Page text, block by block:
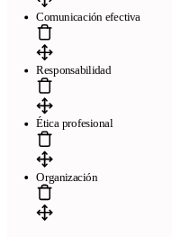
Comunicación efectiva
Responsabilidad
Ética profesional
Organización